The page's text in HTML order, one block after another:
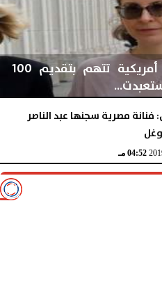
جماعة نكسيام: مليارديرة أمريكية تتهم بتقديم 100
فنانة مصرية سجنها عبد الناصر
04:52 مـ